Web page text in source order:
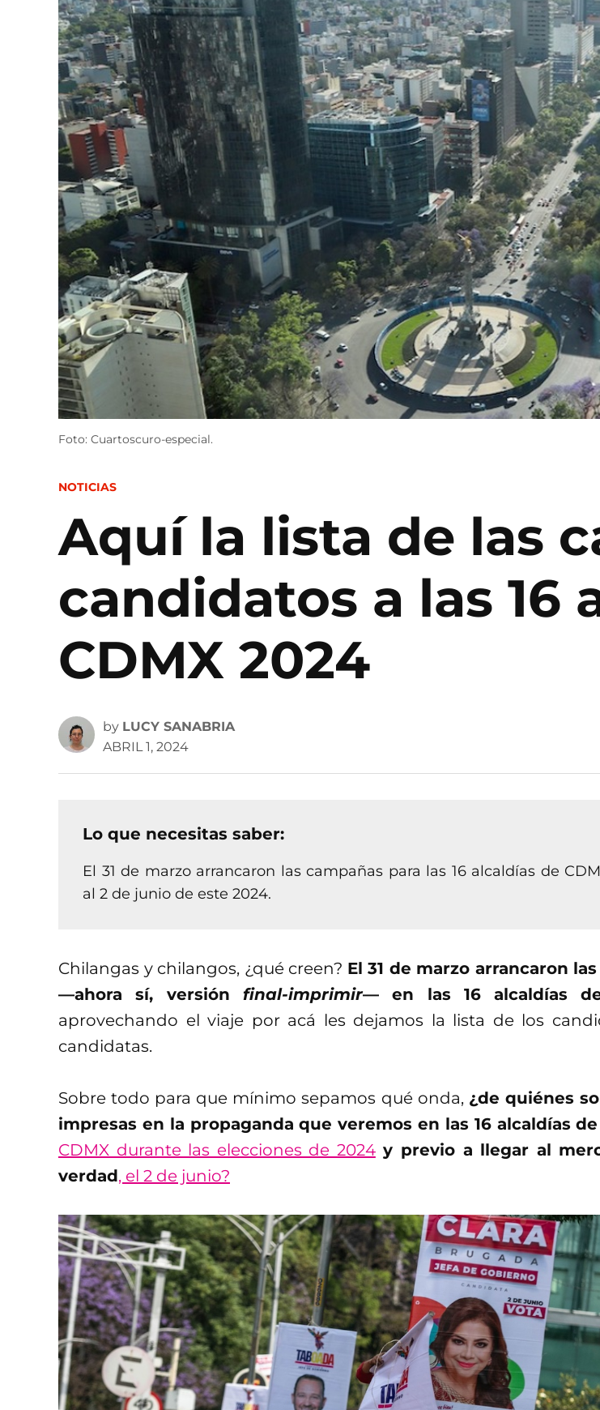
Foto: Cuartoscuro-especial.
POSTED
NOTICIAS
Aquí la lista de las
candidatos a las 16
CDMX 2024
by LUCY SANABRIA
ABRIL 1, 2024
Lo que necesitas saber:
El 31 de marzo arrancaron las campañas para las 16 alcaldías de
al 2 de junio de este 2024.
Chilangas y chilangos, ¿qué creen? El 31 de marzo arrancaron
—ahora sí, versión final-imprimir— en las 16 alcaldías
aprovechando el viaje por acá les dejamos la lista de los
candidatas.
Sobre todo para que mínimo sepamos qué onda, ¿de quiénes
impresas en la propaganda que veremos en las 16 alcaldías
CDMX durante las elecciones de 2024y previo a llegar al
verdad, el 2 de junio?